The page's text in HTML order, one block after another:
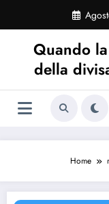
contenuto
Quando
della
Home